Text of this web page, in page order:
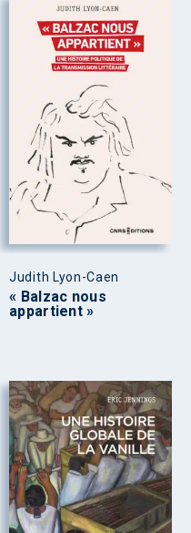
Judith Lyon-Caen
« Balzac nous
appartient »